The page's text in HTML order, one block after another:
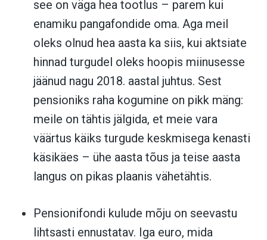
see on väga hea tootlus – parem kui
enamiku pangafondide oma. Aga meil
oleks olnud hea aasta ka siis, kui aktsiate
hinnad turgudel oleks hoopis miinusesse
jäänud nagu 2018. aastal juhtus. Sest
pensioniks raha kogumine on pikk mäng:
meile on tähtis jälgida, et meie vara
väärtus käiks turgude keskmisega kenasti
käsikäes – ühe aasta tõus ja teise aasta
langus on pikas plaanis vähetähtis.
Pensionifondi kulude mõju on seevastu
lihtsasti ennustatav. Iga euro, mida